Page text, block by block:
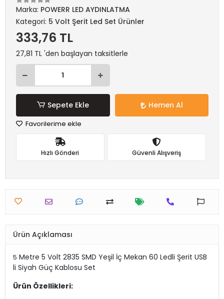
Marka: POWERR LED AYDINLATMA
Kategori: 5 Volt Şerit Led Set Ürünler
333,76 TL
27,81 TL 'den başlayan taksitlerle
Sepete Ekle Hemen Al
Favorilerime ekle
Hızlı Gönderi Güvenli Alışveriş
Ürün Açıklaması
5 Metre 5 Volt 2835 SMD Yeşil İç Mekan 60 Ledli Şerit USB
li Siyah Güç Kablosu Set
Ürün Özellikleri: